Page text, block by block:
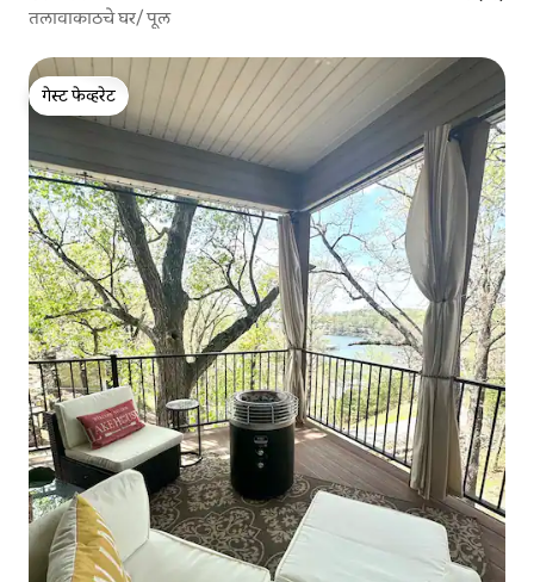
तलावाकाठचे घर/ पूल
गेस्ट फेव्हरेट
गेस्ट फेव्हरेट